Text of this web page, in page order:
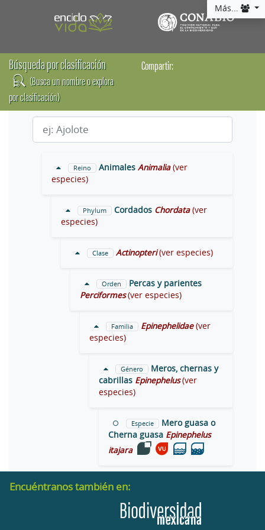
Más...
Búsqueda por clasificación
(Busca un nombre o explora
por clasificación)
Compartir:
Reino Animales Animalia (ver
especies)
Phylum Cordados Chordata (ver
especies)
Clase Actinopteri (ver especies)
Orden
Percas y parientes
Perciformes (ver especies)
Familia Epinephelidae (ver
especies)
Género
Meros, chernas y
cabrillas Epinephelus (ver
especies)
Especie
Mero guasa o
Cherna guasa Epinephelus
itajara
Encuéntranos también en: